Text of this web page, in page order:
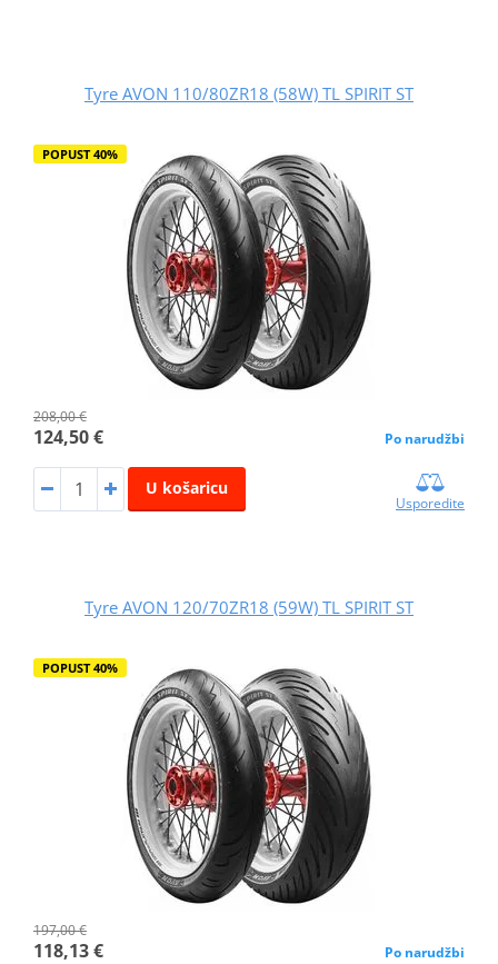
Tyre AVON 110/80ZR18 (58W) TL SPIRIT ST
POPUST 40%
208,00 €
124,50 € Po narudžbi
U košaricu
Usporedite
Tyre AVON 120/70ZR18 (59W) TL SPIRIT ST
POPUST 40%
197,00 €
118,13 € Po narudžbi